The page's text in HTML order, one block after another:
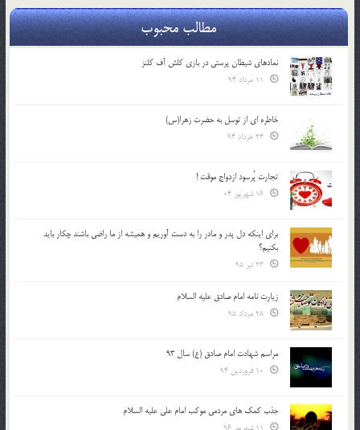
مطالب محبوب
نمادهای شیطان پرستی در بازی کلش آف کلنز
خاطره ای از توسل به حضرت زهرا(س)
تجارت پُرسود ازدواج موقت !
براي اينكه دل پدر و مادر را به دست آوريم و هميشه از ما راضي باشند چكار بايد
بكنيم؟
زیارت نامه امام صادق علیه السلام
مراسم شهادت امام صادق (ع) سال 93
جذب کمک های مردمی موکب امام علی علیه السلام